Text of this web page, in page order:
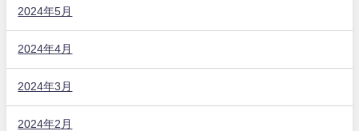
2024年5月
2024年4月
2024年3月
2024年2月